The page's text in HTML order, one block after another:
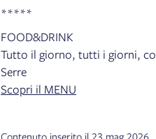
*****
FOOD&DRINK
Tutto il giorno, tutti i giorni,
Serre
Scopri il MENU
Contenuto inserito il 23 mag 2026